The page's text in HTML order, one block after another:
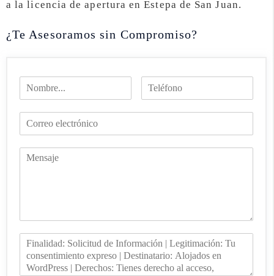
a la licencia de apertura en Estepa de San Juan.
¿Te Asesoramos sin Compromiso?